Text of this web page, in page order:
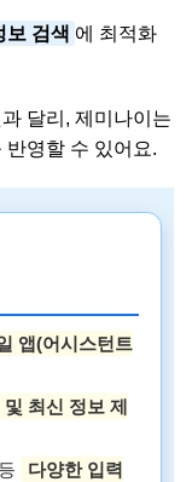
보 검색 에 최적화
달리, 제미나이는
반영할 수 있어요.
앱(어시스턴트
최신 정보 제
다양한 입력